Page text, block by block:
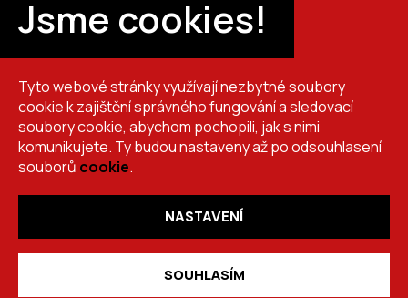
Jsme cookies!
Tyto webové stránky využívají nezbytné soubory
cookie k zajištění správného fungování a sledovací
soubory cookie, abychom pochopili, jak s nimi
komunikujete. Ty budou nastaveny až po odsouhlasení
souborů cookie.
NASTAVENÍ
SOUHLASÍM
Po–Pá 7:00 – 15:30
+420 725 510 044
obchod@brslik.cz
BRŠLÍK, s.r.o.. Všechna práva vyhrazena.